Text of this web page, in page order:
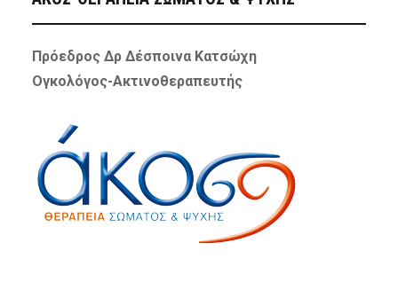
Πρόεδρος Δρ Δέσποινα Κατσώχη
Ογκολόγος-Ακτινοθεραπευτής